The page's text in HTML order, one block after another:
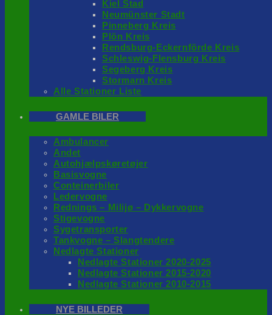
Kiel Stad
Neumünster Stadt
Pinneberg Kreis
Plön Kreis
Rendsburg-Eckernförde Kreis
Schleswig-Flensburg Kreis
Segeberg Kreis
Stormarn Kreis
Alle Stationer Liste
GAMLE BILER
Ambulancer
Andet
Autohjælpskøretøjer
Basisvogne
Conteinerbiler
Ledervogne
Rednings – Milijø – Dykkervogne
Stigevogne
Sygetransporter
Tankvogne – Slangtendere
Nedlagte Stationer
Nedlagte Stationer 2020-2025
Nedlagte Stationer 2015-2020
Nedlagte Stationer 2010-2015
NYE BILLEDER